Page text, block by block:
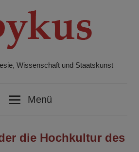
Wissenschaft und Staatskunst
Menü
die Hochkultur des